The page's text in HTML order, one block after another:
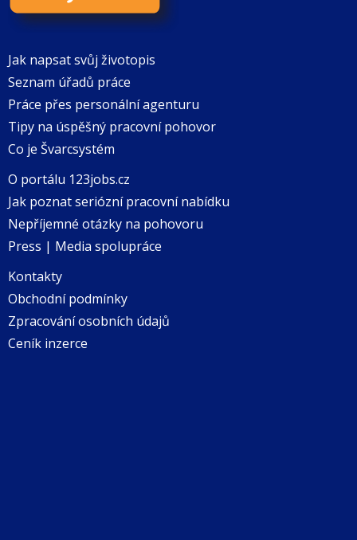
Jak napsat svůj životopis
Seznam úřadů práce
Práce přes personální agenturu
Tipy na úspěšný pracovní pohovor
Co je Švarcsystém
O portálu 123jobs.cz
Jak poznat seriózní pracovní nabídku
Nepříjemné otázky na pohovoru
Press | Media spolupráce
Kontakty
Obchodní podmínky
Zpracování osobních údajů
Ceník inzerce